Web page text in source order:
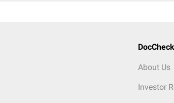
DocCheck
About Us
Investor